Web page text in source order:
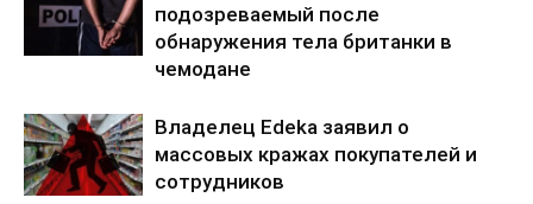
подозреваемый после
обнаружения тела британки в
чемодане
Владелец Edeka заявил о
массовых кражах покупателей и
сотрудников